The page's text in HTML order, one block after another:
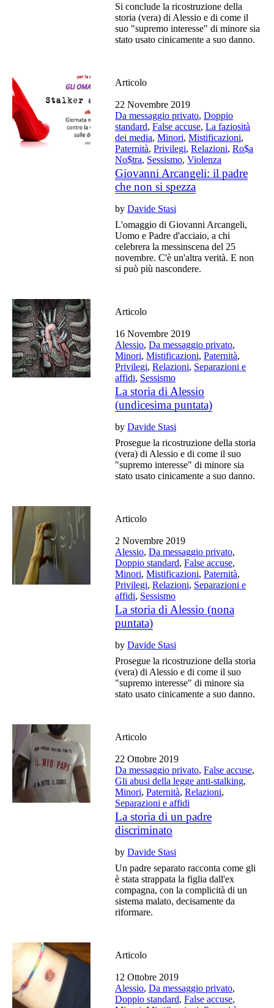
Si conclude la ricostruzione della
storia (vera) di Alessio e di come il
suo "supremo interesse" di minore sia
stato usato cinicamente a suo danno.
Articolo
22 Novembre 2019
Da messaggio privato,Doppio
standard,False accuse,La faziosità
dei media,Minori,Mistificazioni,
Paternità,Privilegi,Relazioni,Ro$a
No$tra, Sessismo,Violenza
Giovanni Arcangeli: il padre
che non si spezza
byDavide Stasi
L'omaggio di Giovanni Arcangeli,
Uomo e Padre d'acciaio, a chi
celebrera la messinscena del 25
novembre. C'è un'altra verità. E non
si può più nascondere.
Articolo
16 Novembre 2019
Alessio,Da messaggio privato,
Minori,Mistificazioni,Paternità,
Privilegi,Relazioni, Separazioni e
affidi, Sessismo
La storia di Alessio
(undicesima puntata)
byDavide Stasi
Prosegue la ricostruzione della storia
(vera) di Alessio e di come il suo
"supremo interesse" di minore sia
stato usato cinicamente a suo danno.
Articolo
2 Novembre 2019
Alessio,Da messaggio privato,
Doppio standard,False accuse,
Minori,Mistificazioni,Paternità,
Privilegi,Relazioni, Separazioni e
affidi, Sessismo
La storia di Alessio (nona
puntata)
byDavide Stasi
Prosegue la ricostruzione della storia
(vera) di Alessio e di come il suo
"supremo interesse" di minore sia
stato usato cinicamente a suo danno.
Articolo
22 Ottobre 2019
Da messaggio privato,False accuse,
Gli abusi della legge anti-stalking,
Minori,Paternità,Relazioni,
Separazioni e affidi
La storia di un padre
discriminato
byDavide Stasi
Un padre separato racconta come gli
è stata strappata la figlia dall'ex
compagna, con la complicità di un
sistema malato, decisamente da
riformare.
Articolo
12 Ottobre 2019
Alessio,Da messaggio privato,
Doppio standard,False accuse,